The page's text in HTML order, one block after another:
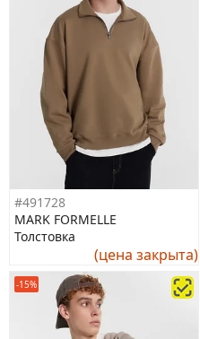
#491728
MARK FORMELLE
Толстовка
(цена закрыта)
-15%